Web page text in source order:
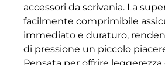
accessori da scrivania. La
facilmente comprimibile
immediato e duraturo,
di pressione un piccolo